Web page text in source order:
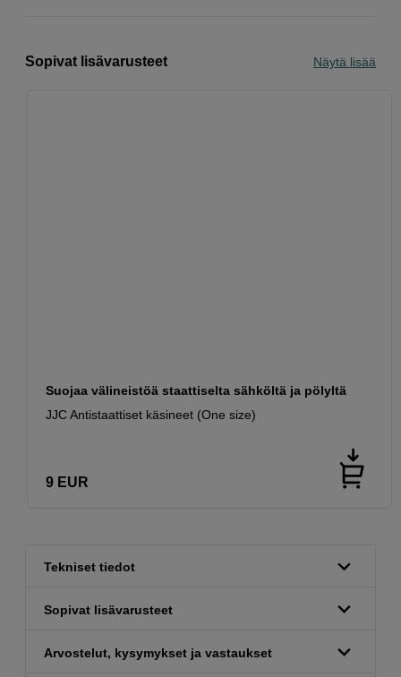
Sopivat lisävarusteet Näytä lisää
Suojaa välineistöä staattiselta sähköltä ja pölyltä
JJC Antistaattiset käsineet (One size)
9 EUR
Tekniset tiedot
Sopivat lisävarusteet
Arvostelut, kysymykset ja vastaukset